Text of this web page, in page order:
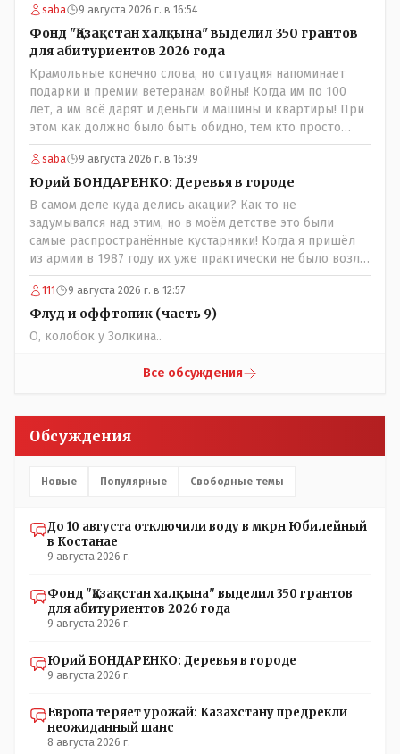
saba 9 августа 2026 г. в 16:54
Фонд "Қазақстан халқына" выделил 350 грантов
для абитуриентов 2026 года
Крамольные конечно слова, но ситуация напоминает
подарки и премии ветеранам войны! Когда им по 100
лет, а им всё дарят и деньги и машины и квартиры! При
этом как должно было быть обидно, тем кто просто
выживал в эти годы отказывая себе во всём и работая
для фронта! Не всем повезло и получить медаль" За
доблестный труд в годы ВОВ", там хоть какие то льготы
были! А тут? Может всё таки стоит оценивать по
степени заинтересованности в высшем образовании, а
не по степени того , как тебе не повезло в жизни?
saba 9 августа 2026 г. в 16:39
Юрий БОНДАРЕНКО: Деревья в городе
В самом деле куда делись акации? Как то не
задумывался над этим, но в моём детстве это были
самые распространённые кустарники! Когда я пришёл
из армии в 1987 году их уже практически не было возле
родительского дома по улице Амангельды! А что
случилось то, с целым видом кустарника?
111 9 августа 2026 г. в 12:57
Флуд и оффтопик (часть 9)
О, колобок у Золкина..
Все обсуждения
Обсуждения
Новые Популярные Свободные темы
До 10 августа отключили воду в мкрн Юбилейный
в Костанае
9 августа 2026 г.
Фонд "Қазақстан халқына" выделил 350 грантов
для абитуриентов 2026 года
9 августа 2026 г.
Юрий БОНДАРЕНКО: Деревья в городе
9 августа 2026 г.
Европа теряет урожай: Казахстану предрекли
неожиданный шанс
8 августа 2026 г.